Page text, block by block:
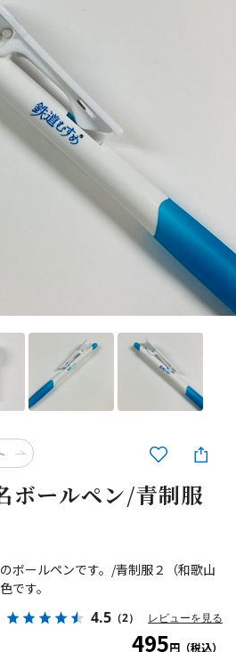
ボールペン/青制服
ボールペンです。/青制服２（和歌山
です。
4.5 （2） レビューを見る
495円（税込）